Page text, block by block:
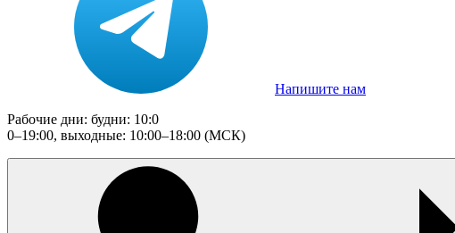
Напишите нам
Рабочие дни: будни: 10:0
0–19:00, выходные: 10:00–18:00 (МСК)